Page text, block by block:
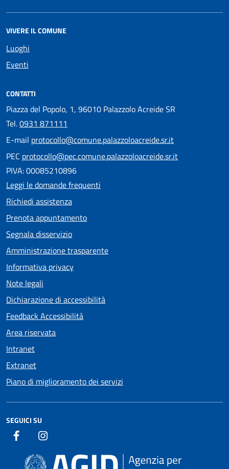
VIVERE IL COMUNE
Luoghi
Eventi
CONTATTI
Piazza del Popolo, 1, 96010 Palazzolo Acreide SR
Tel.0931 871111
E-mail protocollo@comune.palazzoloacreide.sr.it
PEC protocollo@pec.comune.palazzoloacreide.sr.it
PIVA: 00085210896
Leggi le domande frequenti
Richiedi assistenza
Prenota appuntamento
Segnala disservizio
Amministrazione trasparente
Informativa privacy
Note legali
Dichiarazione di accessibilità
Feedback Accessibilità
Area riservata
Intranet
Extranet
Piano di miglioramento dei servizi
SEGUICI SU